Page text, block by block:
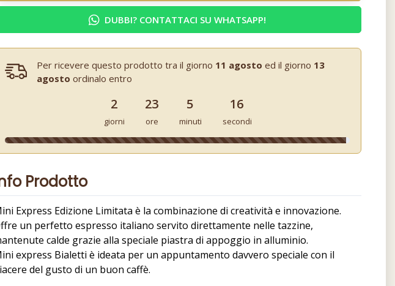
DUBBI? CONTATTACI SU WHATSAPP!
Per ricevere questo prodotto tra il giorno 11 agosto ed il giorno 13
agosto ordinalo entro
2
giorni
23
ore
5
minuti
15
secondi
Prodotto
Express Edizione Limitata è la combinazione di creatività e innovazione.
un perfetto espresso italiano servito direttamente nelle tazzine,
calde grazie alla speciale piastra di appoggio in alluminio.
express Bialetti è ideata per un appuntamento davvero speciale con il
del gusto di un buon caffè.